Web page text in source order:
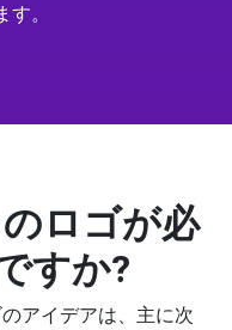
。
ロゴが必
すか?
アイデアは、主に次